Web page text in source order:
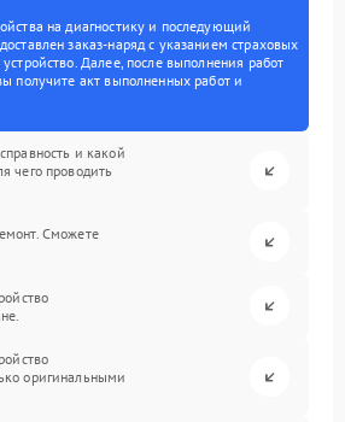
на диагностику и последующий
заказ-наряд с указанием страховых
Далее, после выполнения работ
получите акт выполненных работ и
и какой
чего проводить
Сможете
оригинальными